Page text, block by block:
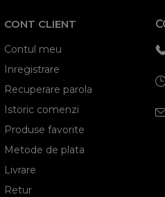
CONT CLIENT
Contul meu
Inregistrare
Recuperare parola
Istoric comenzi
Produse favorite
Metode de plata
Livrare
Retur